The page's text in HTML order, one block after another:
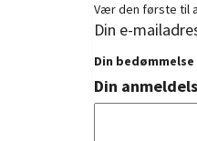
Vær den første til
Din e-
Din bedømmelse
Din